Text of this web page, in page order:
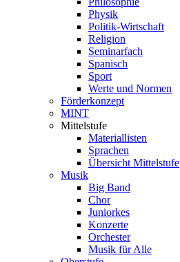
Physik
Politik-Wirtschaft
Religion
Seminarfach
Spanisch
Sport
Werte und Normen
Förderkonzept
MINT
Mittelstufe
Materiallisten
Sprachen
Übersicht Mittelstufe
Musik
Big Band
Chor
Juniorkes
Konzerte
Orchester
Musik für Alle